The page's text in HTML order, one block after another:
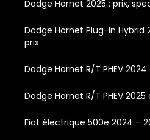
Dodge Hornet 2025 : prix,
Dodge Hornet Plug-In
prix
Dodge Hornet R/T PHEV
Dodge Hornet R/T PHEV
Fiat électrique 500e 2024 –